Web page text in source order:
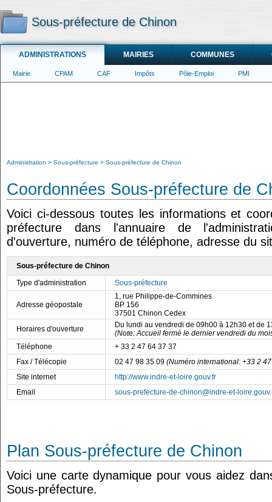
Sous-préfecture de Chinon
ADMINISTRATIONS MAIRIES COMMUNES
Mairie CPAM CAF Impôts Pôle-Emploi PMI
Administration Sous-préfecture Sous-préfecture de Chinon
Coordonnées Sous-préfecture de
Voici ci-dessous toutes les informations et
préfecture dans l'annuaire de
d'ouverture, numéro de téléphone, adresse du
Sous-préfecture de Chinon
Type d'administration
Sous-préfecture
Adresse géopostale
1, rue Philippe-de-Commines
BP 156
37501 Chinon Cedex
Horaires d'ouverture
Du lundi au vendredi de 09h00 à 12h30 et de
(Note: Accueil fermé le dernier vendredi du
Téléphone
+ 33 2 47 64 37 37
Fax / Télécopie
02 47 98 35 09 (Numéro international: +33 2
Site internet
http://www.indre-et-loire.gouv.fr
Email
sous-prefecture-de-chinon@indre-et-
Plan Sous-préfecture de Chinon
Voici une carte dynamique pour vous aidez
Sous-préfecture.